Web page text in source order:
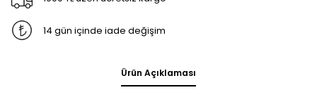
14 gün içinde iade değişim
Ürün Açıklaması